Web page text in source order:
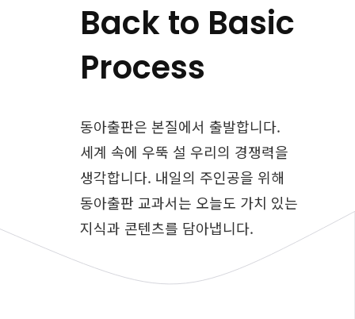
Back to Basic
Process
동아출판은 본질에서 출발합니다.
세계 속에 우뚝 설 우리의 경쟁력을
생각합니다. 내일의 주인공을 위해
동아출판 교과서는 오늘도 가치 있는
지식과 콘텐츠를 담아냅니다.